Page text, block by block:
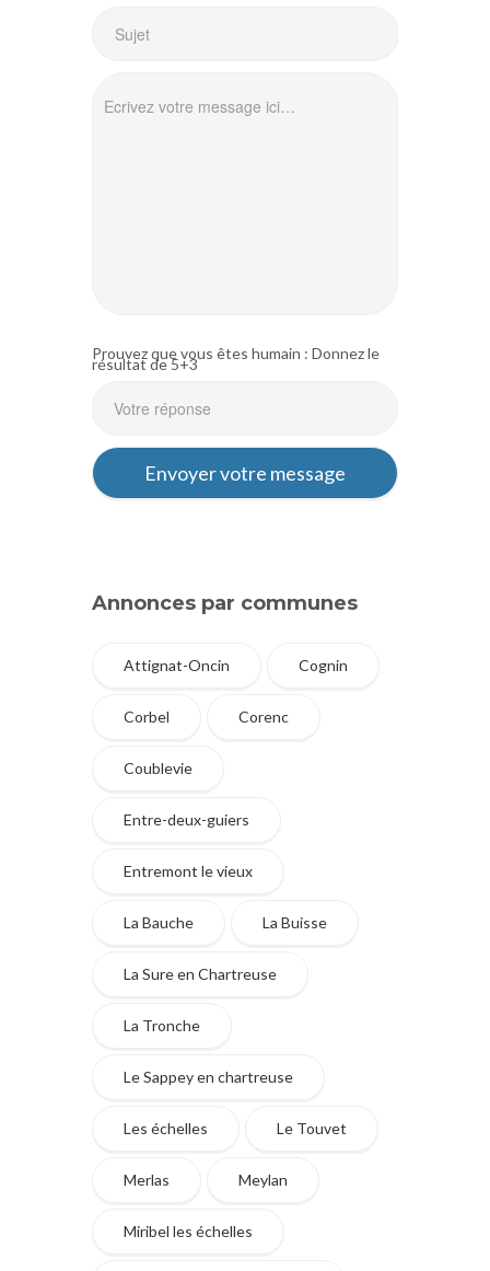
Prouvez que vous êtes humain : Donnez le
résultat de 5+3
Annonces par communes
Attignat-Oncin Cognin
Corbel Corenc
Coublevie
Entre-deux-guiers
Entremont le vieux
La Bauche La Buisse
La Sure en Chartreuse
La Tronche
Le Sappey en chartreuse
Les échelles Le Touvet
Merlas Meylan
Miribel les échelles